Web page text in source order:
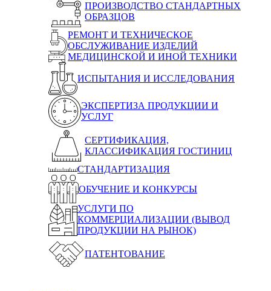
ПРОИЗВОДСТВО СТАНДАРТНЫХ
ОБРАЗЦОВ
РЕМОНТ И ТЕХНИЧЕСКОЕ
ОБСЛУЖИВАНИЕ ИЗДЕЛИЙ
МЕДИЦИНСКОЙ И ИНОЙ ТЕХНИКИ
ИСПЫТАНИЯ И ИССЛЕДОВАНИЯ
ЭКСПЕРТИЗА ПРОДУКЦИИ И
УСЛУГ
СЕРТИФИКАЦИЯ,
КЛАССИФИКАЦИЯ ГОСТИНИЦ
СТАНДАРТИЗАЦИЯ
ОБУЧЕНИЕ И КОНКУРСЫ
УСЛУГИ ПО
КОММЕРЦИАЛИЗАЦИИ (ВЫВОД
ПРОДУКЦИИ НА РЫНОК)
ПАТЕНТОВАНИЕ